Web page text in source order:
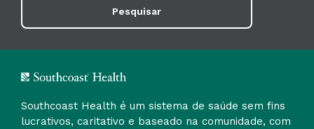
Pesquisar
Southcoast Health é um sistema de saúde sem fins
lucrativos, caritativo e baseado na comunidade, com